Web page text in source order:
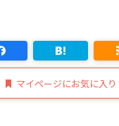
マイページにお気に入り